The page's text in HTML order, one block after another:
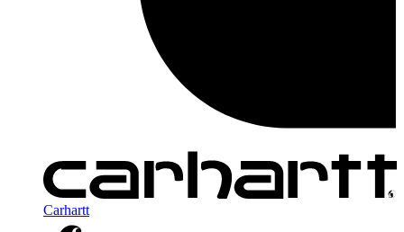
Carhartt